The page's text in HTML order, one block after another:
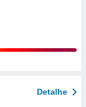
Detalhe